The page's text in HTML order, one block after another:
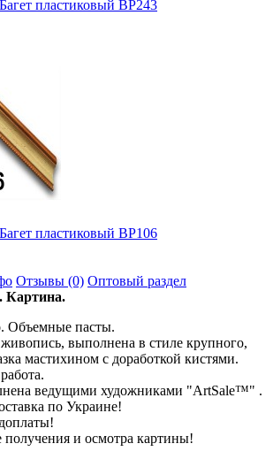
пластиковый BP243
пластиковый BP106
Отзывы (0) Оптовый раздел
Картина.
Объемные пасты.
выполнена в стиле крупного,
мастихином с доработкой кистями.
ведущими художниками "ArtSale™" .
по Украине!
получения и осмотра картины!